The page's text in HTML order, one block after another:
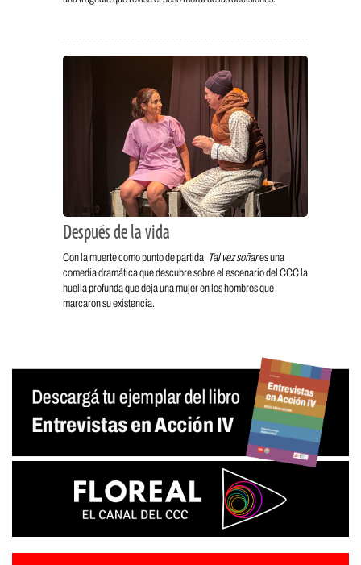
Después de la vida
Con la muerte como punto de partida, Tal vez soñares una
comedia dramática que descubre sobre el escenario del CCC la
huella profunda que deja una mujer en los hombres que
marcaron su existencia.